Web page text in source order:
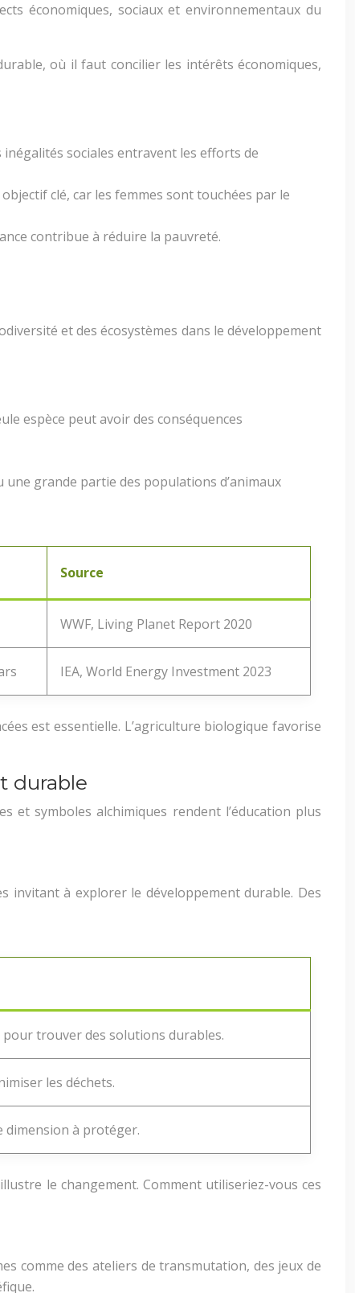
économiques, sociaux et environnementaux du
où il faut concilier les intérêts économiques,
sociales entravent les efforts de
clé, car les femmes sont touchées par le
contribue à réduire la pauvreté.
et des écosystèmes dans le développement
espèce peut avoir des conséquences
grande partie des populations d’animaux
Source
WWF, Living Planet Report 2020
IEA, World Energy Investment 2023
est essentielle. L’agriculture biologique favorise
durable
et symboles alchimiques rendent l’éducation plus
invitant à explorer le développement durable. Des
pour trouver des solutions durables.
les déchets.
dimension à protéger.
le changement. Comment utiliseriez-vous ces
comme des ateliers de transmutation, des jeux de